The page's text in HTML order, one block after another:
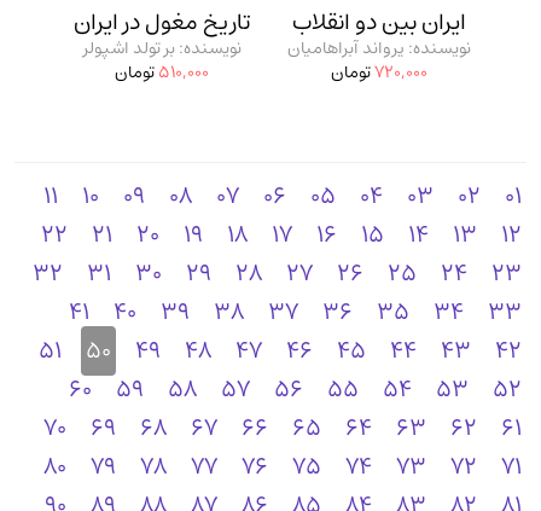
ایران بین دو انقلاب
نویسنده: یرواند آبراهامیان
720,000تومان
تاریخ مغول در ایران
نویسنده: بر تولد اشپولر
510,000تومان
01
02
03
04
05
06
07
08
09
10
11
12
13
14
15
16
17
18
19
20
21
22
23
24
25
26
27
28
29
30
31
32
33
34
35
36
37
38
39
40
41
42
43
44
45
46
47
48
49
50
51
52
53
54
55
56
57
58
59
60
61
62
63
64
65
66
67
68
69
70
71
72
73
74
75
76
77
78
79
80